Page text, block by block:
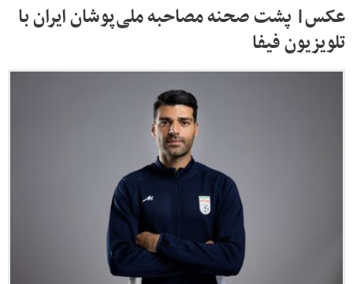
عکس| پشت صحنه مصاحبه ملی‌پوشان ایران با
تلویزیون فیفا